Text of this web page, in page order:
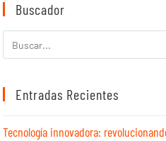
Buscador
Entradas Recientes
Tecnología innovadora: